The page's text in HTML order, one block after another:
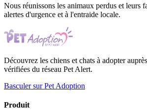
Nous réunissons les animaux perdus et leurs
alertes d'urgence et à l'entraide locale.
Découvrez les chiens et chats à adopter
vérifiées du réseau Pet Alert.
Basculer sur Pet Adoption
Produit